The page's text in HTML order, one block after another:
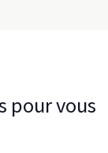
pour vous